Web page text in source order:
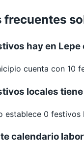
frecuentes
hay en Lepe
cuenta con 10
locales tiene
establece 0 festivos
calendario